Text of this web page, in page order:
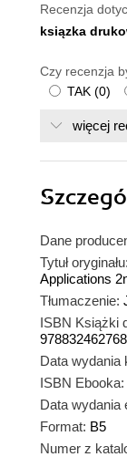
Recenzja
ksiązka
Czy recenzja
TAK (0)
więcej
Dane
Tytuł oryginału:
Applications
Tłumaczenie:
ISBN Książki
Data wydania
ISBN Ebooka:
Data wydania
Format: B5
Numer z